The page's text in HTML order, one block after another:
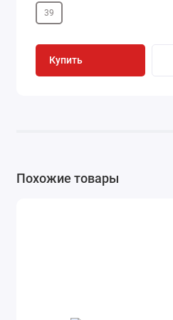
39
Купить
Похожие товары